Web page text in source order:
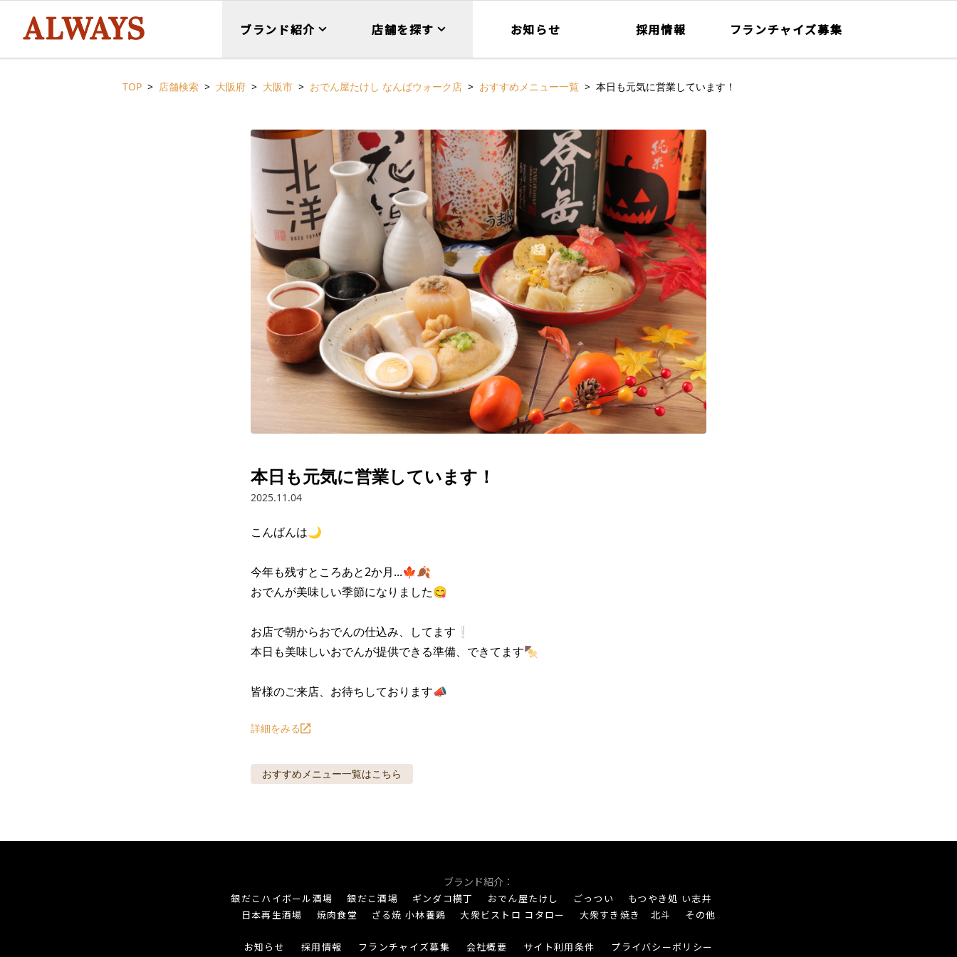
ブランド紹介 店舗を探す お知らせ 採用情報 フランチャイズ募集
TOP 店舗検索 大阪府 大阪市 おでん屋たけし なんばウォーク店 おすすめメニュー一覧 本日も元気に営業しています！
本日も元気に営業しています！
2025.11.04
こんばんは🌙
今年も残すところあと2か月...🍁🍂
おでんが美味しい季節になりました😋
お店で朝からおでんの仕込み、してます❕
本日も美味しいおでんが提供できる準備、できてます🍢
皆様のご来店、お待ちしております📣
詳細をみる
おすすめメニュー一覧はこちら
ブランド紹介：
銀だこハイボール酒場 銀だこ酒場 ギンダコ横丁 おでん屋たけし ごっつい
もつやき処 い志井
日本再生酒場
焼肉食堂 ざる焼 小林養鶏 大衆ビストロ コタロー 大衆すき焼き 北斗 その他
お知らせ 採用情報 フランチャイズ募集 会社概要 サイト利用条件 プライバシーポリシー